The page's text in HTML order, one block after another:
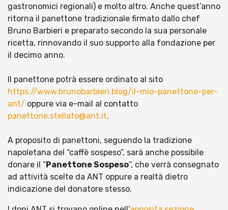
gastronomici regionali) e molto altro. Anche quest’anno
ritorna il panettone tradizionale firmato dallo chef
Bruno Barbieri e preparato secondo la sua personale
ricetta, rinnovando il suo supporto alla fondazione per
il decimo anno.
Il panettone potrà essere ordinato al sito
https://www.brunobarbieri.blog/il-mio-panettone-per-
ant/ oppure via e-mail al contatto
panettone.stellato@ant.it.
A proposito di panettoni, seguendo la tradizione
napoletana del “caffè sospeso”, sarà anche possibile
donare il “Panettone Sospeso“, che verrà consegnato
ad attività scelte da ANT oppure a realtà dietro
indicazione del donatore stesso.